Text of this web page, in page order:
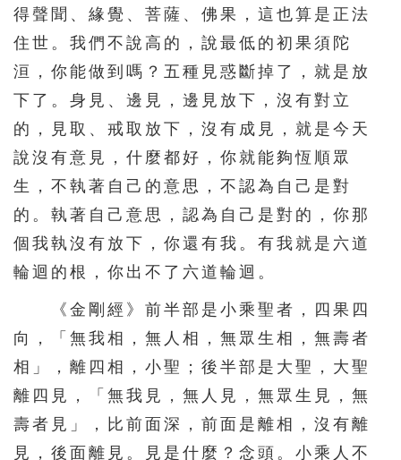
得聲聞、緣覺、菩薩、佛果，這也算是正法
住世。我們不說高的，說最低的初果須陀
洹，你能做到嗎？五種見惑斷掉了，就是放
下了。身見、邊見，邊見放下，沒有對立
的，見取、戒取放下，沒有成見，就是今天
說沒有意見，什麼都好，你就能夠恆順眾
生，不執著自己的意思，不認為自己是對
的。執著自己意思，認為自己是對的，你那
個我執沒有放下，你還有我。有我就是六道
輪迴的根，你出不了六道輪迴。
《金剛經》前半部是小乘聖者，四果四
向，「無我相，無人相，無眾生相，無壽者
相」，離四相，小聖；後半部是大聖，大聖
離四見，「無我見，無人見，無眾生見，無
壽者見」，比前面深，前面是離相，沒有離
見，後面離見。見是什麼？念頭。小乘人不